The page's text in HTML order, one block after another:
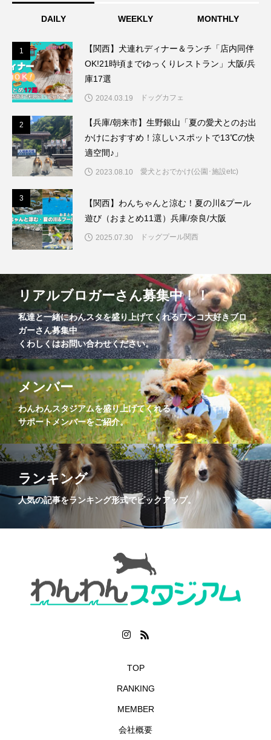
DAILY WEEKLY MONTHLY
1
【関西】犬連れディナー＆ランチ「店内同伴
OK!21時頃までゆっくりレストラン」大阪/兵
庫17選
2024.03.19 ドッグカフェ
2
【兵庫/朝来市】生野銀山「夏の愛犬とのお出
かけにおすすめ！涼しいスポットで13℃の快
適空間♪」
2023.08.10 愛犬とおでかけ(公園･施設etc)
3
【関西】わんちゃんと涼む！夏の川&プール
遊び（おまとめ11選）兵庫/奈良/大阪
2025.07.30 ドッグプール関西
リアルブロガーさん募集中！！
私達と一緒にわんスタを盛り上げてくれるワンコ大好きブロ
ガーさん募集中
くわしくはお問い合わせください。
メンバー
わんわんスタジアムを盛り上げてくれる
サポートメンバーをご紹介。
ランキング
人気の記事をランキング形式でピックアップ。
TOP
RANKING
MEMBER
会社概要